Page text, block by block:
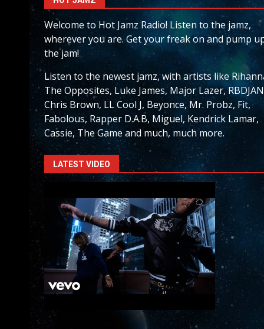
Welcome to Hot Jamz Radio! Listen to the jamz,
wherever you are. Get your freak on and pump
the jam!
Listen to the newest jamz, with artists like
The Opposites, Luke James, Major Lazer,
Chris Brown, LL Cool J, Beyonce, Mr. Probz, Fit,
Fabolous, Rapper D.A.B, Miguel, Kendrick Lamar,
Cassie, The Game and much, much more.
LATEST VIDEO